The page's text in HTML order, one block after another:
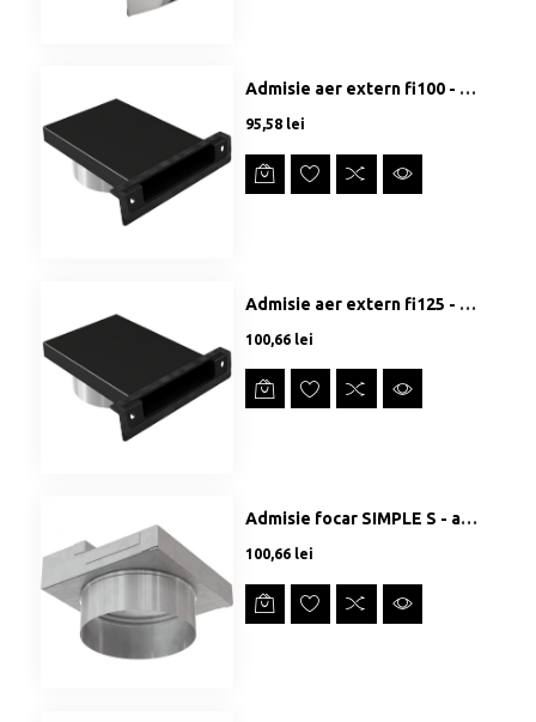
Admisie aer extern fi100 - Simple Box
Preț
95,58 lei
Admisie aer extern fi125 - Simple Box
Preț
100,66 lei
Admisie focar SIMPLE S - aer extern fi125
Preț
100,66 lei